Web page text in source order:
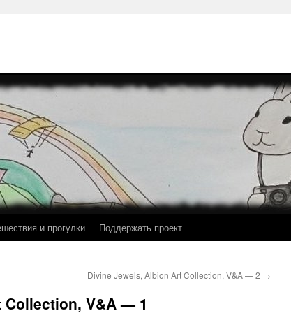
и прогулки Поддержать проект
Divine Jewels, Albion Art Collection, V&A — 2 →
V&A — 1